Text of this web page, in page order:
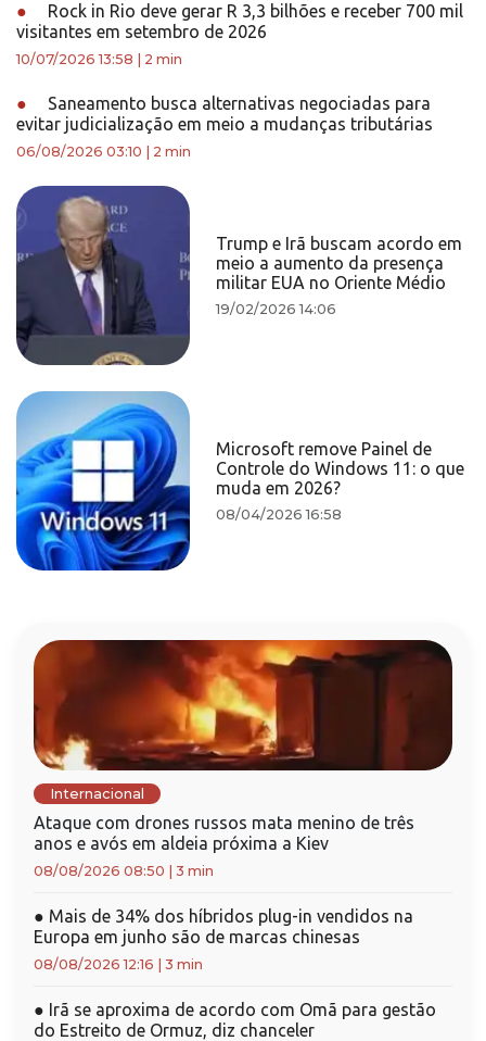
●
Rock in Rio deve gerar R 3,3 bilhões e receber 700 mil
visitantes em setembro de 2026
10/07/2026 13:58 2 min
●
Saneamento busca alternativas negociadas para
evitar judicialização em meio a mudanças tributárias
06/08/2026 03:10 2 min
Trump e Irã buscam acordo em
meio a aumento da presença
militar EUA no Oriente Médio
19/02/2026 14:06
Microsoft remove Painel de
Controle do Windows 11: o que
muda em 2026?
08/04/2026 16:58
Internacional
Ataque com drones russos mata menino de três
anos e avós em aldeia próxima a Kiev
08/08/2026 08:50 3 min
● Mais de 34% dos híbridos plug-in vendidos na
Europa em junho são de marcas chinesas
08/08/2026 12:16 3 min
● Irã se aproxima de acordo com Omã para gestão
do Estreito de Ormuz, diz chanceler